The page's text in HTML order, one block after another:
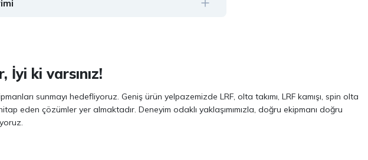
ki varsınız!
sunmayı hedefliyoruz. Geniş ürün yelpazemizde LRF, olta takımı, LRF kamışı, spin olta
eden çözümler yer almaktadır. Deneyim odaklı yaklaşımımızla, doğru ekipmanı doğru
markaların en güncel ve performans odaklı modellerinden oluşur. Özellikle LRF avcılığı ve